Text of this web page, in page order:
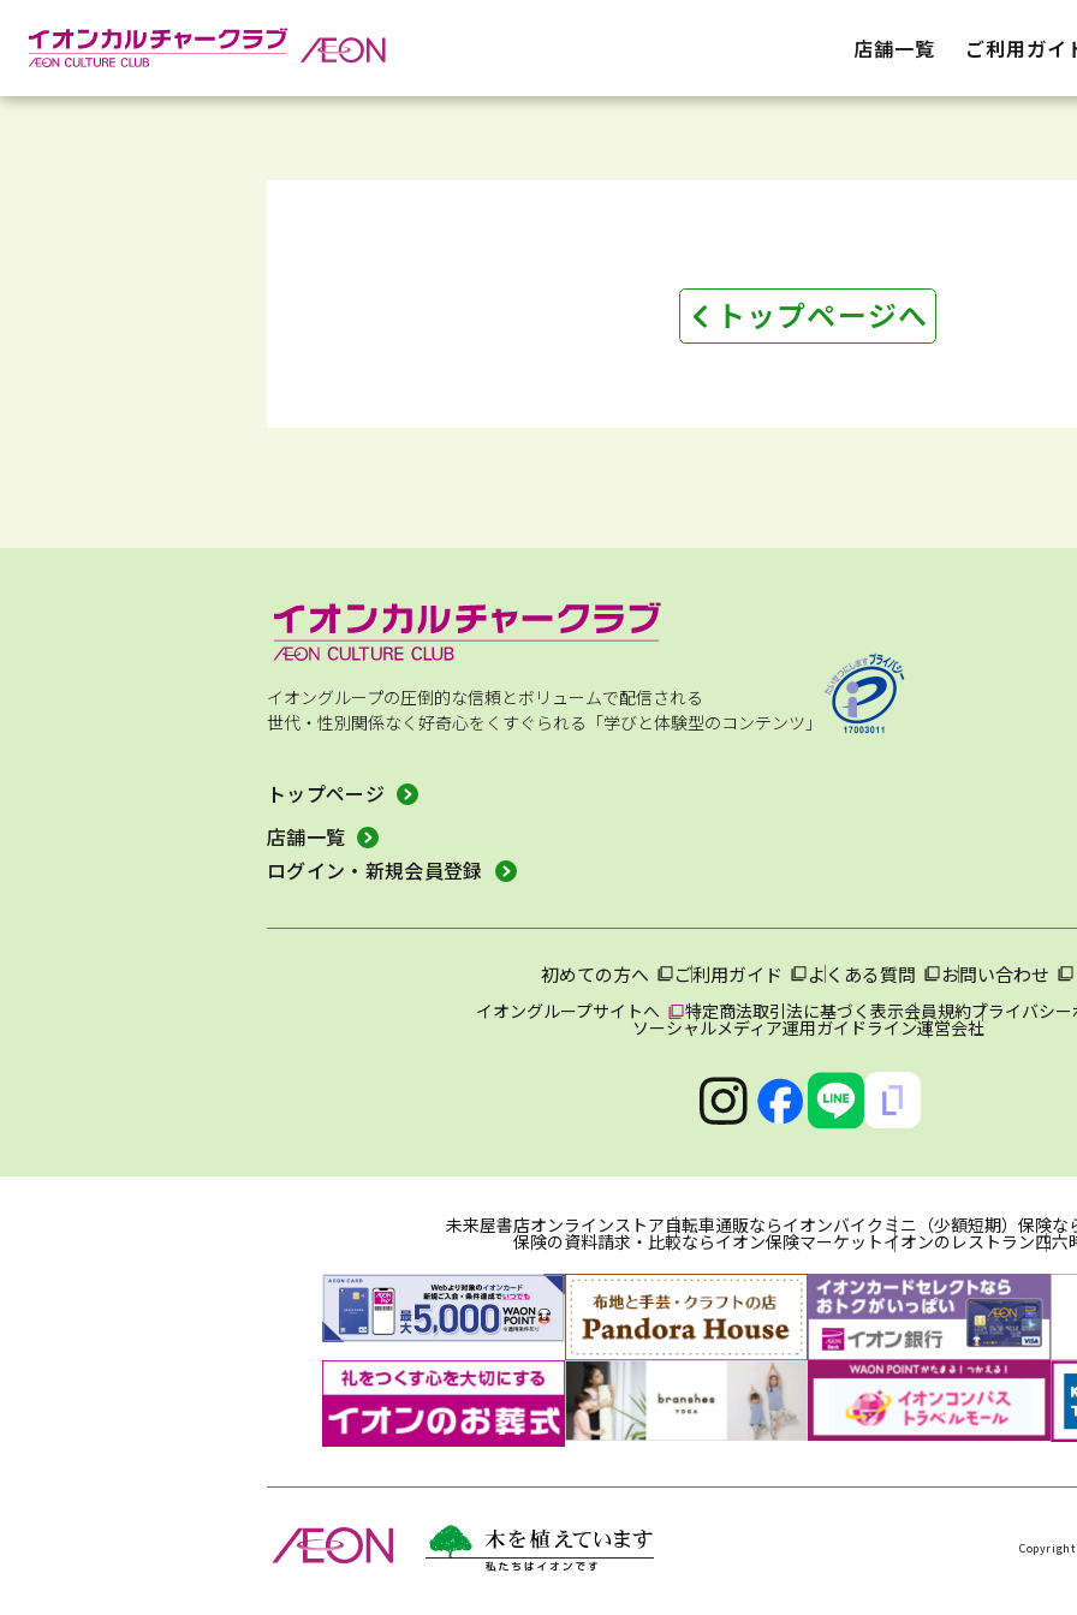
店舗一覧 ご利用ガイ
トップページへ
イオングループの圧倒的な信頼とボリュームで配信される
世代・性別関係なく好奇心をくすぐられる「学びと体験型のコンテンツ」
トップページ
店舗一覧
ログイン・新規会員登録
初めての方へ ご利用ガイド よくある質問 お問い合わせ
イオングループサイトへ 特定商法取引法に基づく表示会員規約プライバシ
ソーシャルメディア運用ガイドライン運営会社
未来屋書店オンラインストア自転車通販ならイオンバイク ミニ（少額短期）保険な
保険の資料請求・比較ならイオン保険マーケットイオンのレストラン四六
Copyright